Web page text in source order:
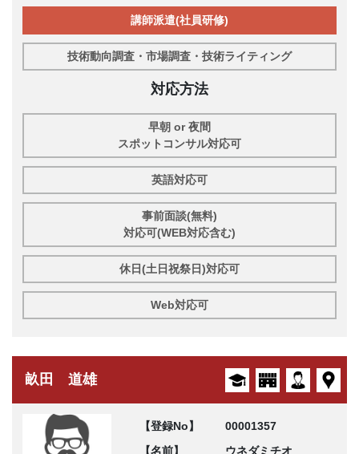
講師派遣(社員研修)
技術動向調査・市場調査・技術ライティング
対応方法
早朝 or 夜間
スポットコンサル対応可
英語対応可
事前面談(無料)
対応可(WEB対応含む)
休日(土日祝祭日)対応可
Web対応可
畝田 道雄
【登録No】
00001357
【名前】
ウネダミチオ